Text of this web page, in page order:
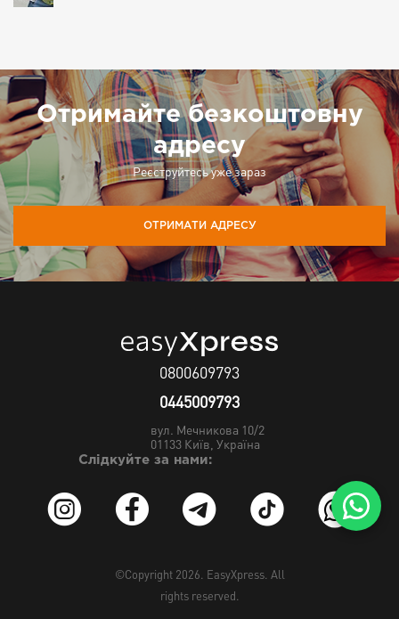
Отримайте безкоштовну
адресу
Реєструйтесь уже зараз
ОТРИМАТИ АДРЕСУ
0800609793
0445009793
вул. Мечникова 10/2
01133 Київ, Україна
Слідкуйте за нами:
©Copyright 2026. EasyXpress. All
rights reserved.